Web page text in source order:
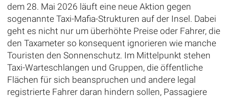
dem 28. Mai 2026 läuft eine neue Aktion gegen
sogenannte Taxi-Mafia-Strukturen auf der Insel. Dabei
geht es nicht nur um überhöhte Preise oder Fahrer, die
den Taxameter so konsequent ignorieren wie manche
Touristen den Sonnenschutz. Im Mittelpunkt stehen
Taxi-Warteschlangen und Gruppen, die öffentliche
Flächen für sich beanspruchen und andere legal
registrierte Fahrer daran hindern sollen, Passagiere